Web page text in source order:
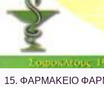
15. ΦΑΡΜΑΚΕΙΟ